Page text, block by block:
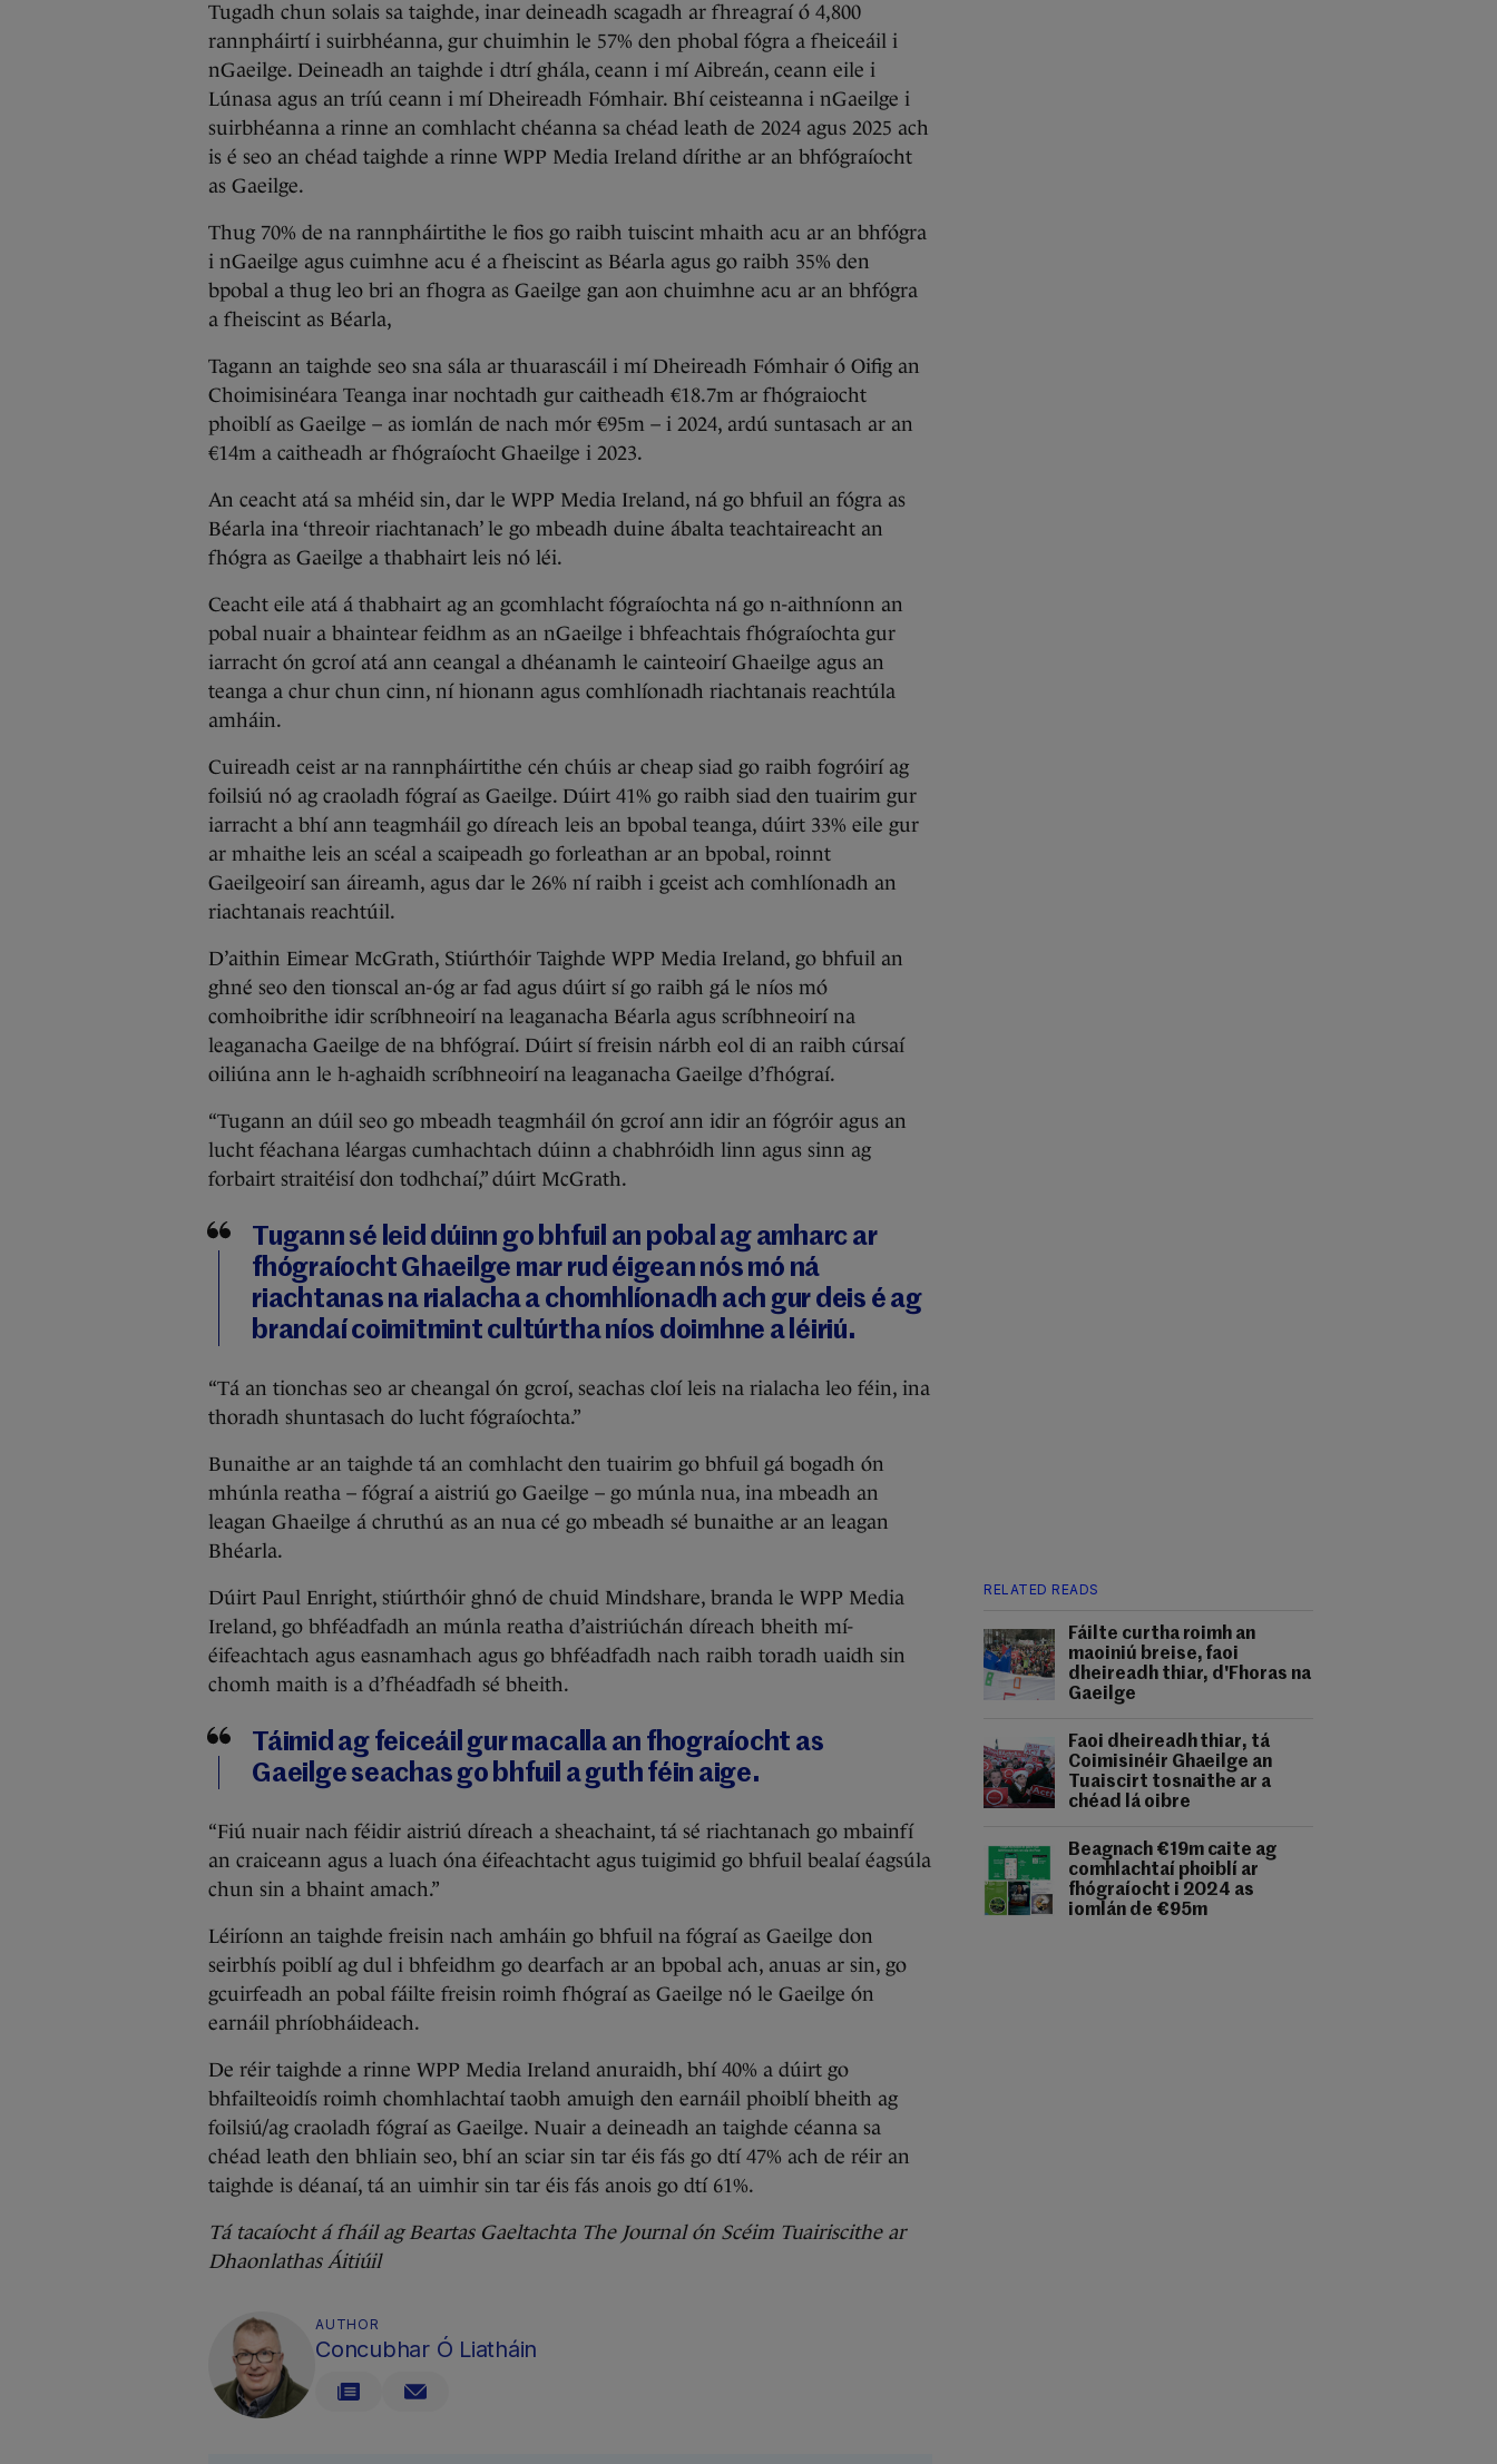
Tugadh chun solais sa taighde, inar deineadh scagadh ar fhreagraí ó 4,800
rannpháirtí i suirbhéanna, gur chuimhin le 57% den phobal fógra a fheiceáil i
nGaeilge. Deineadh an taighde i dtrí ghála, ceann i mí Aibreán, ceann eile i
Lúnasa agus an tríú ceann i mí Dheireadh Fómhair. Bhí ceisteanna i nGaeilge i
suirbhéanna a rinne an comhlacht chéanna sa chéad leath de 2024 agus 2025 ach
is é seo an chéad taighde a rinne WPP Media Ireland dírithe ar an bhfógraíocht
as Gaeilge.
Thug 70% de na rannpháirtithe le fios go raibh tuiscint mhaith acu ar an bhfógra
i nGaeilge agus cuimhne acu é a fheiscint as Béarla agus go raibh 35% den
bpobal a thug leo bri an fhogra as Gaeilge gan aon chuimhne acu ar an bhfógra
a fheiscint as Béarla,
Tagann an taighde seo sna sála ar thuarascáil i mí Dheireadh Fómhair ó Oifig an
Choimisinéara Teanga inar nochtadh gur caitheadh €18.7m ar fhógraiocht
phoiblí as Gaeilge – as iomlán de nach mór €95m – i 2024, ardú suntasach ar an
€14m a caitheadh ar fhógraíocht Ghaeilge i 2023.
An ceacht atá sa mhéid sin, dar le WPP Media Ireland, ná go bhfuil an fógra as
Béarla ina ‘threoir riachtanach’ le go mbeadh duine ábalta teachtaireacht an
fhógra as Gaeilge a thabhairt leis nó léi.
Ceacht eile atá á thabhairt ag an gcomhlacht fógraíochta ná go n-aithníonn an
pobal nuair a bhaintear feidhm as an nGaeilge i bhfeachtais fhógraíochta gur
iarracht ón gcroí atá ann ceangal a dhéanamh le cainteoirí Ghaeilge agus an
teanga a chur chun cinn, ní hionann agus comhlíonadh riachtanais reachtúla
amháin.
Cuireadh ceist ar na rannpháirtithe cén chúis ar cheap siad go raibh fogróirí ag
foilsiú nó ag craoladh fógraí as Gaeilge. Dúirt 41% go raibh siad den tuairim gur
iarracht a bhí ann teagmháil go díreach leis an bpobal teanga, dúirt 33% eile gur
ar mhaithe leis an scéal a scaipeadh go forleathan ar an bpobal, roinnt
Gaeilgeoirí san áireamh, agus dar le 26% ní raibh i gceist ach comhlíonadh an
riachtanais reachtúil.
D’aithin Eimear McGrath, Stiúrthóir Taighde WPP Media Ireland, go bhfuil an
ghné seo den tionscal an-óg ar fad agus dúirt sí go raibh gá le níos mó
comhoibrithe idir scríbhneoirí na leaganacha Béarla agus scríbhneoirí na
leaganacha Gaeilge de na bhfógraí. Dúirt sí freisin nárbh eol di an raibh cúrsaí
oiliúna ann le h-aghaidh scríbhneoirí na leaganacha Gaeilge d’fhógraí.
“Tugann an dúil seo go mbeadh teagmháil ón gcroí ann idir an fógróir agus an
lucht féachana léargas cumhachtach dúinn a chabhróidh linn agus sinn ag
forbairt straitéisí don todhchaí,” dúirt McGrath.
Tugann sé leid dúinn go bhfuil an pobal ag amharc ar
fhógraíocht Ghaeilge mar rud éigean nós mó ná
riachtanas na rialacha a chomhlíonadh ach gur deis é ag
brandaí coimitmint cultúrtha níos doimhne a léiriú.
“Tá an tionchas seo ar cheangal ón gcroí, seachas cloí leis na rialacha leo féin, ina
thoradh shuntasach do lucht fógraíochta.”
Bunaithe ar an taighde tá an comhlacht den tuairim go bhfuil gá bogadh ón
mhúnla reatha – fógraí a aistriú go Gaeilge – go múnla nua, ina mbeadh an
leagan Ghaeilge á chruthú as an nua cé go mbeadh sé bunaithe ar an leagan
Bhéarla.
RELATED READS
Fáilte curtha roimh an
maoiniú breise, faoi
dheireadh thiar, d'Fhoras na
Gaeilge
Faoi dheireadh thiar, tá
Coimisinéir Ghaeilge an
Tuaiscirt tosnaithe ar a
chéad lá oibre
Beagnach €19m caite ag
comhlachtaí phoiblí ar
fhógraíocht i 2024 as
iomlán de €95m
Dúirt Paul Enright, stiúrthóir ghnó de chuid Mindshare, branda le WPP Media
Ireland, go bhféadfadh an múnla reatha d’aistriúchán díreach bheith mí-
éifeachtach agus easnamhach agus go bhféadfadh nach raibh toradh uaidh sin
chomh maith is a d’fhéadfadh sé bheith.
Táimid ag feiceáil gur macalla an fhograíocht as
Gaeilge seachas go bhfuil a guth féin aige.
“Fiú nuair nach féidir aistriú díreach a sheachaint, tá sé riachtanach go mbainfí
an craiceann agus a luach óna éifeachtacht agus tuigimid go bhfuil bealaí éagsúla
chun sin a bhaint amach.”
Léiríonn an taighde freisin nach amháin go bhfuil na fógraí as Gaeilge don
seirbhís poiblí ag dul i bhfeidhm go dearfach ar an bpobal ach, anuas ar sin, go
gcuirfeadh an pobal fáilte freisin roimh fhógraí as Gaeilge nó le Gaeilge ón
earnáil phríobháideach.
De réir taighde a rinne WPP Media Ireland anuraidh, bhí 40% a dúirt go
bhfailteoidís roimh chomhlachtaí taobh amuigh den earnáil phoiblí bheith ag
foilsiú/ag craoladh fógraí as Gaeilge. Nuair a deineadh an taighde céanna sa
chéad leath den bhliain seo, bhí an sciar sin tar éis fás go dtí 47% ach de réir an
taighde is déanaí, tá an uimhir sin tar éis fás anois go dtí 61%.
Tá tacaíocht á fháil ag Beartas Gaeltachta The Journal ón Scéim Tuairiscithe ar
Dhaonlathas Áitiúil
AUTHOR
Concubhar Ó Liatháin